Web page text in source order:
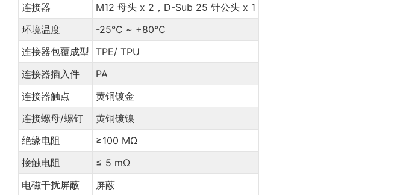
连接器
M12 母头 x 2，D-Sub 25 针公头 x 1
环境温度
-25℃ ~ +80℃
连接器包覆成型 TPE/ TPU
连接器插入件
PA
连接器触点
黄铜镀金
连接螺母/螺钉
黄铜镀镍
绝缘电阻
≥100 MΩ
接触电阻
≤ 5 mΩ
电磁干扰屏蔽
屏蔽